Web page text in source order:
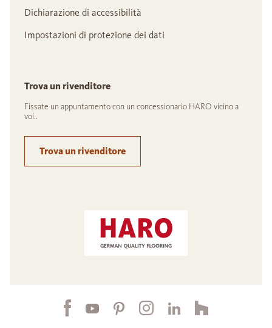
Dichiarazione di accessibilità
Impostazioni di protezione dei dati
Trova un rivenditore
Fissate un appuntamento con un concessionario HARO vicino a
voi..
Trova un rivenditore